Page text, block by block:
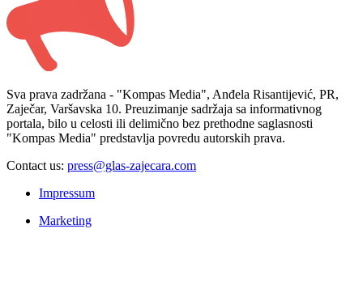
Sva prava zadržana - "Kompas Media", Anđela Risantijević, PR,
Zaječar, Varšavska 10. Preuzimanje sadržaja sa informativnog
portala, bilo u celosti ili delimično bez prethodne saglasnosti
"Kompas Media" predstavlja povredu autorskih prava.
Contact us: press@glas-zajecara.com
Impressum
Marketing